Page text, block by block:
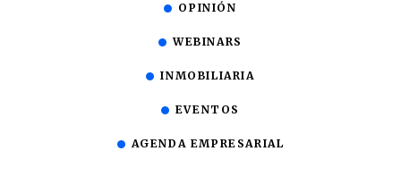
OPINIÓN
WEBINARS
INMOBILIARIA
EVENTOS
AGENDA EMPRESARIAL